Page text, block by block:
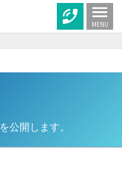
MENU
公開します。